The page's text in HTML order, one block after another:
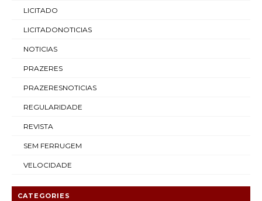
LICITADO
LICITADONOTICIAS
NOTICIAS
PRAZERES
PRAZERESNOTICIAS
REGULARIDADE
REVISTA
SEM FERRUGEM
VELOCIDADE
CATEGORIES